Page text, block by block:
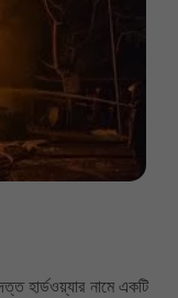
হার্ডওয়্যার নামে একটি